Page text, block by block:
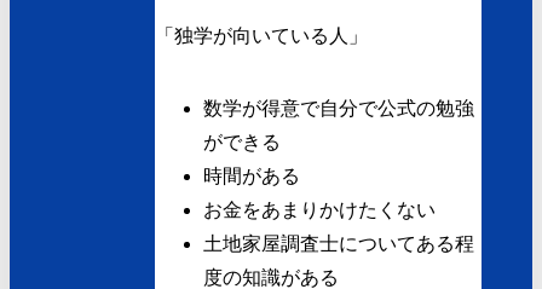
「独学が向いている人」
数学が得意で自分で公式の勉強
ができる
時間がある
お金をあまりかけたくない
土地家屋調査士についてある程
度の知識がある